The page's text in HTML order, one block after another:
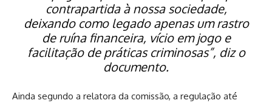
contrapartida à nossa sociedade,
deixando como legado apenas um rastro
de ruína financeira, vício em jogo e
facilitação de práticas criminosas”, diz o
documento.
Ainda segundo a relatora da comissão, a regulação até